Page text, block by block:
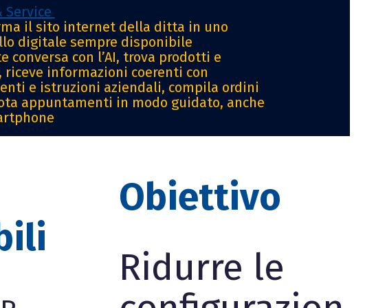
Service
il sito internet della ditta in uno
digitale sempre disponibile
conversa con l’AI, trova prodotti e
riceve informazioni coerenti con
e istruzioni aziendali, compila ordini
appuntamenti in modo guidato, anche
Obiettivo
Ridurre le